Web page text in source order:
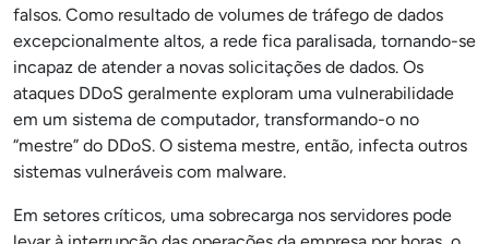
falsos. Como resultado de volumes de tráfego de dados
excepcionalmente altos, a rede fica paralisada, tornando-se
incapaz de atender a novas solicitações de dados. Os
ataques DDoS geralmente exploram uma vulnerabilidade
em um sistema de computador, transformando-o no
“mestre” do DDoS. O sistema mestre, então, infecta outros
sistemas vulneráveis com malware.
Em setores críticos, uma sobrecarga nos servidores pode